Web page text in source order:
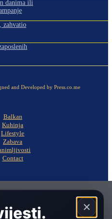
danima ili
zahvatio
and Developed by Press.co.me
Balkan
Kuhinja
Lifestyle
Zabava
Contact
×